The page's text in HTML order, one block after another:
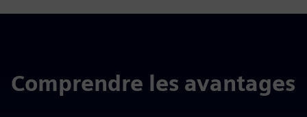
Comprendre les avantages